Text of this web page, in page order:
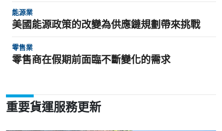
能源業
美國能源政策的改變為供應鏈規劃帶來挑戰
零售業
零售商在假期前面臨不斷變化的需求
重要貨運服務更新